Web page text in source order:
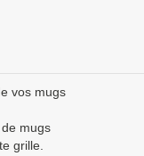
vos mugs
mugs
grille.